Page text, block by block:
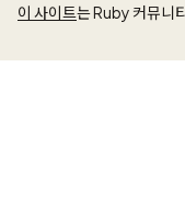
이 사이트는 Ruby 커뮤니